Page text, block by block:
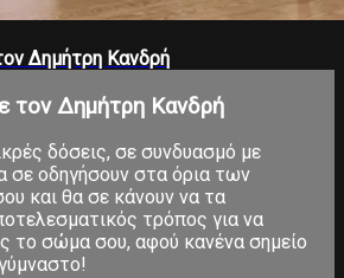
Δημήτρη Κανδρή
τον Δημήτρη Κανδρή
δόσεις, σε συνδυασμό με
σε οδηγήσουν στα όρια των
και θα σε κάνουν να τα
τρόπος για να
το σώμα σου, αφού κανένα σημείο